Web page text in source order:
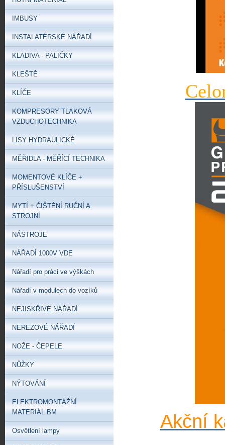
Akční
IMBUSY
INSTALATÉRSKÉ NÁŘADÍ
KLADIVA - PALIČKY
KLEŠTĚ
KLÍČE
KOMPRESORY TLAKOVÁ
VZDUCHOTECHNIKA
LISY HYDRAULICKÉ
MĚŘIDLA - MĚŘÍCÍ TECHNIKA
MOMENTOVÉ KLÍČE +
PŘÍSLUŠENSTVÍ
MYTÍ + ČIŠTĚNÍ RUČNÍ A
STROJNÍ
NÁSTROJE
NÁŘADÍ 1000V VDE
Nářadí pro práci ve výškách
Nářadí v modulech do vozíků
NEJISKŘIVÉ NÁŘADÍ
NEREZOVÉ NÁŘADÍ
NOŽE - ČEPELE
NŮŽKY
NÝTOVÁNÍ
ELEKTROMONTÁŽNÍ
MATERIÁL BM
Osvětlení lampy